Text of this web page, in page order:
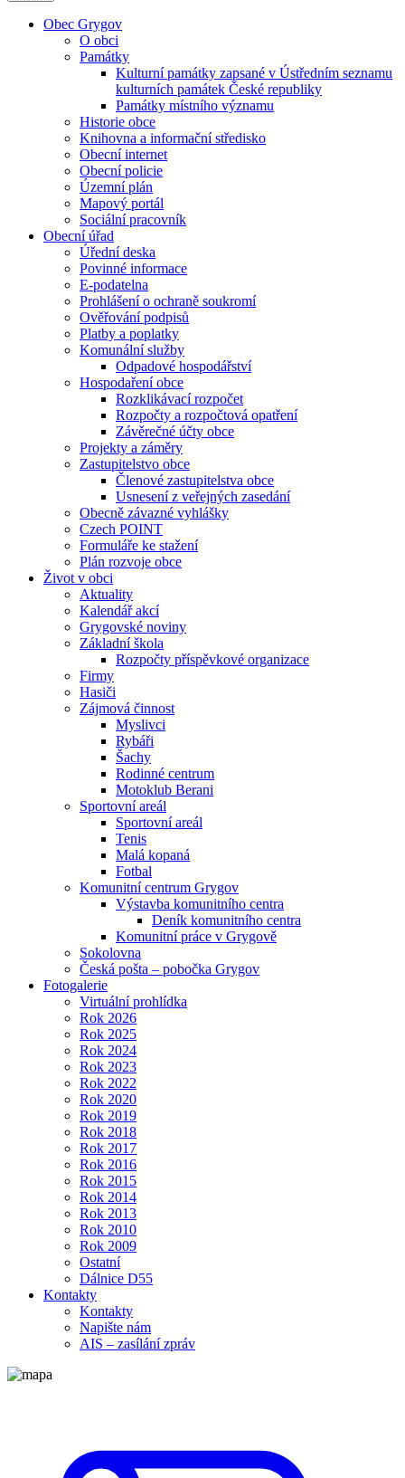
Obec Grygov
O obci
Památky
Kulturní památky zapsané v Ústředním seznamu
kulturních památek České republiky
Památky místního významu
Historie obce
Knihovna a informační středisko
Obecní internet
Obecní policie
Územní plán
Mapový portál
Sociální pracovník
Obecní úřad
Úřední deska
Povinné informace
E-podatelna
Prohlášení o ochraně soukromí
Ověřování podpisů
Platby a poplatky
Komunální služby
Odpadové hospodářství
Hospodaření obce
Rozklikávací rozpočet
Rozpočty a rozpočtová opatření
Závěrečné účty obce
Projekty a záměry
Zastupitelstvo obce
Členové zastupitelstva obce
Usnesení z veřejných zasedání
Obecně závazné vyhlášky
Czech POINT
Formuláře ke stažení
Plán rozvoje obce
Život v obci
Aktuality
Kalendář akcí
Grygovské noviny
Základní škola
Rozpočty příspěvkové organizace
Firmy
Hasiči
Zájmová činnost
Myslivci
Rybáři
Šachy
Rodinné centrum
Motoklub Berani
Sportovní areál
Sportovní areál
Tenis
Malá kopaná
Fotbal
Komunitní centrum Grygov
Výstavba komunitního centra
Deník komunitního centra
Komunitní práce v Grygově
Sokolovna
Česká pošta – pobočka Grygov
Fotogalerie
Virtuální prohlídka
Rok 2026
Rok 2025
Rok 2024
Rok 2023
Rok 2022
Rok 2020
Rok 2019
Rok 2018
Rok 2017
Rok 2016
Rok 2015
Rok 2014
Rok 2013
Rok 2010
Rok 2009
Ostatní
Dálnice D55
Kontakty
Kontakty
Napište nám
AIS – zasílání zpráv